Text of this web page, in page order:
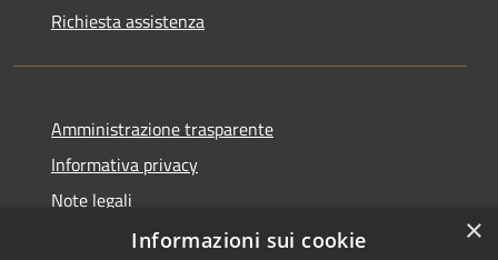
Richiesta assistenza
Amministrazione trasparente
Informativa privacy
Note legali
Dichiarazione di accessibilità
×
Informazioni sui cookie